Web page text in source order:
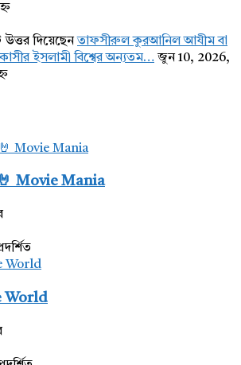
দিয়েছেনতাফসীরুল কুরআনিল আযীম বা
ইসলামী বিশ্বের অন্যতম… জুন 10, 2026,
🤘 Movie Mania
World